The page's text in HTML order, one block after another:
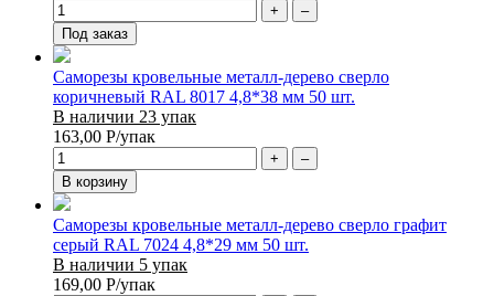
+
–
Под заказ
Саморезы кровельные металл-дерево сверло
коричневый RAL 8017 4,8*38 мм 50 шт.
В наличии 23 упак
163,00 Р/упак
+
–
В корзину
Саморезы кровельные металл-дерево сверло графит
серый RAL 7024 4,8*29 мм 50 шт.
В наличии 5 упак
169,00 Р/упак